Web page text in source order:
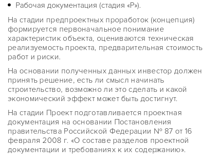
Рабочая документация (стадия «Р»).
На стадии предпроектных проработок (концепция)
формируется первоначальное понимание
характеристик объекта, оцениваются техническая
реализуемость проекта, предварительная стоимость
работ и риски.
На основании полученных данных инвестор должен
принять решение, есть ли смысл начинать
строительство, возможно ли это сделать и какой
экономический эффект может быть достигнут.
На стадии Проект подготавливается проектная
документация на основании Постановления
правительства Российской Федерации № 87 от 16
февраля 2008 г. «О составе разделов проектной
документации и требованиях к их содержанию».